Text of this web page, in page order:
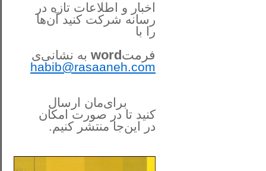
اخبار و اطلاعات تازه در
رسانه شرکت کنید آن‌ها
را با
فرمتword به نشانی‌ی
habib@rasaaneh.com
برای‌مان ارسال
کنید تا در صورت امکان
در این‌جامنتشر کنیم.